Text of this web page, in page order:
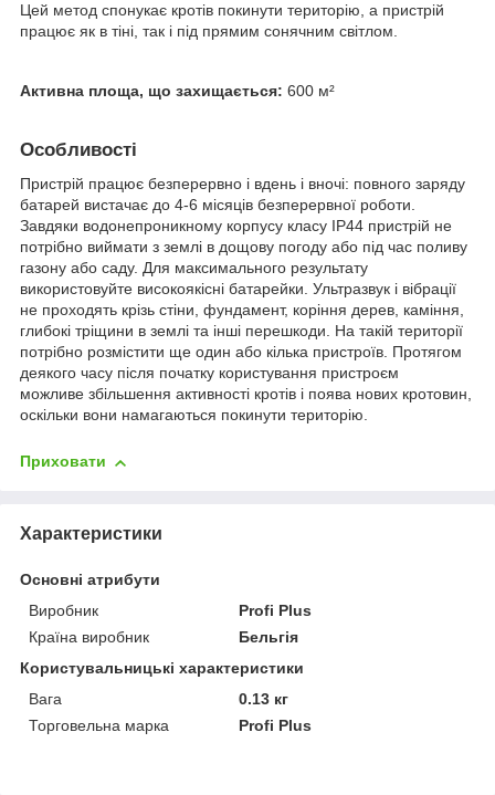
Цей метод спонукає кротів покинути територію, а пристрій
працює як в тіні, так і під прямим сонячним світлом.
Активна площа, що захищається: 600 м²
Особливості
Пристрій працює безперервно і вдень і вночі: повного заряду
батарей вистачає до 4-6 місяців безперервної роботи.
Завдяки водонепроникному корпусу класу IP44 пристрій не
потрібно виймати з землі в дощову погоду або під час поливу
газону або саду. Для максимального результату
використовуйте високоякісні батарейки. Ультразвук і вібрації
не проходять крізь стіни, фундамент, коріння дерев, каміння,
глибокі тріщини в землі та інші перешкоди. На такій території
потрібно розмістити ще один або кілька пристроїв. Протягом
деякого часу після початку користування пристроєм
можливе збільшення активності кротів і поява нових кротовин,
оскільки вони намагаються покинути територію.
Приховати
Характеристики
Основні атрибути
Виробник
Profi Plus
Країна виробник
Бельгія
Користувальницькі характеристики
Вага
0.13 кг
Торговельна марка
Profi Plus